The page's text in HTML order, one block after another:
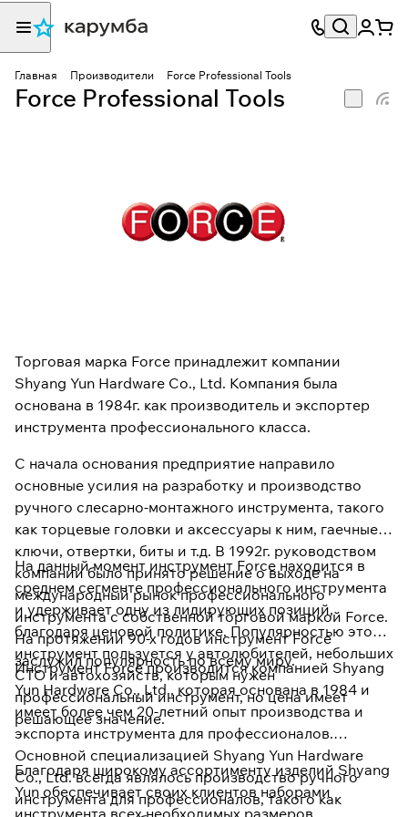
Главная Производители Force Professional Tools
Force Professional Tools
Торговая марка Force принадлежит компании
Shyang Yun Hardware Co., Ltd. Компания была
основана в 1984г. как производитель и экспортер
инструмента профессионального класса.
С начала основания предприятие направило
основные усилия на разработку и производство
ручного слесарно-монтажного инструмента, такого
как торцевые головки и аксессуары к ним, гаечные
ключи, отвертки, биты и т.д. В 1992г. руководством
компании было принято решение о выходе на
международный рынок профессионального
инструмента с собственной торговой маркой Force.
На протяжении 90-х годов инструмент Force
заслужил популярность по всему миру.
На данный момент инструмент Force находится в
среднем сегменте профессионального инструмента
и удерживает одну из лидирующих позиций,
благодаря ценовой политике. Популярностью этот
инструмент пользуется у автолюбителей, небольших
СТО и автохозяйств, которым нужен
профессиональный инструмент, но цена имеет
решающее значение.
Инструмент Force производится компанией Shyang
Yun Hardware Co., Ltd., которая основана в 1984 и
имеет более чем 20-летний опыт производства и
экспорта инструмента для профессионалов.
Основной специализацией Shyang Yun Hardware
Co., Ltd. всегда являлось производство ручного
инструмента для профессионалов, такого как
Благодаря широкому ассортименту изделий Shyang
Yun обеспечивает своих клиентов наборами
инструмента всех необходимых размеров,